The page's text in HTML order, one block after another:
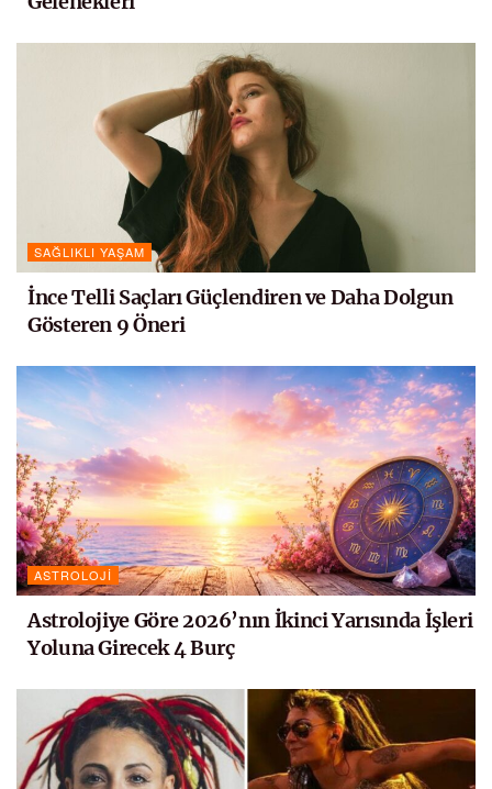
SAĞLIKLI YAŞAM
İnce Telli Saçları Güçlendiren ve Daha Dolgun
Gösteren 9 Öneri
ASTROLOJI
Astrolojiye Göre 2026’nın İkinci Yarısında İşleri
Yoluna Girecek 4 Burç